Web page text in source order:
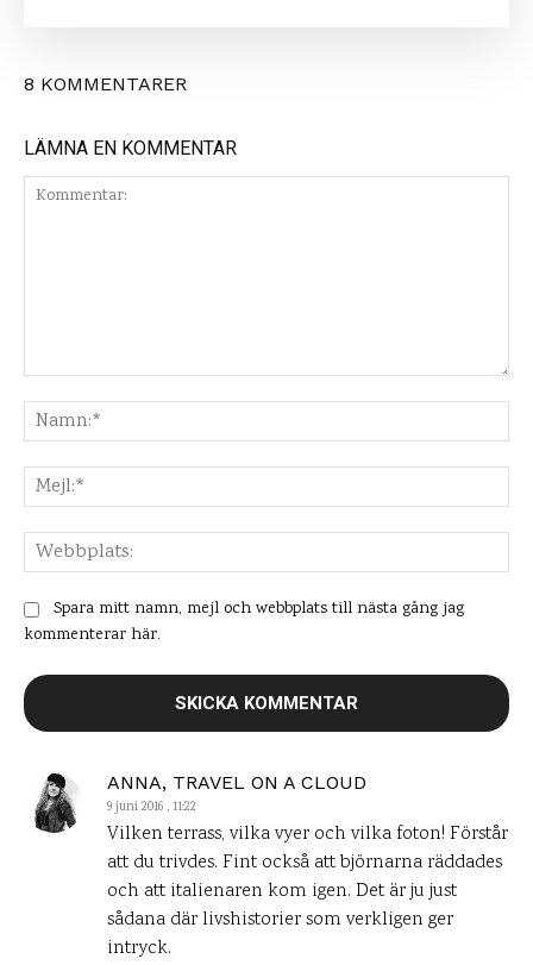
8 KOMMENTARER
ANNA, TRAVEL ON A CLOUD
9 juni 2016 , 11:22
Vilken terrass, vilka vyer och vilka foton! Förstår
att du trivdes. Fint också att björnarna räddades
och att italienaren kom igen. Det är ju just
sådana där livshistorier som verkligen ger
intryck.
LÄMNA EN KOMMENTAR
Spara mitt namn, mejl och webbplats till nästa gång jag
kommenterar här.